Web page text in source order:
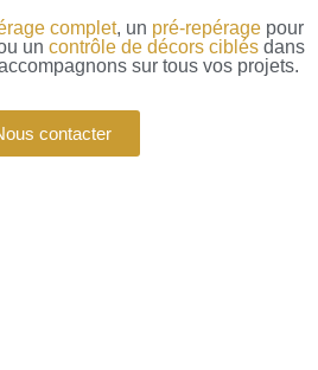
complet, un pré-repérage pour
un contrôle de décors ciblés dans
sur tous vos projets.
contacter